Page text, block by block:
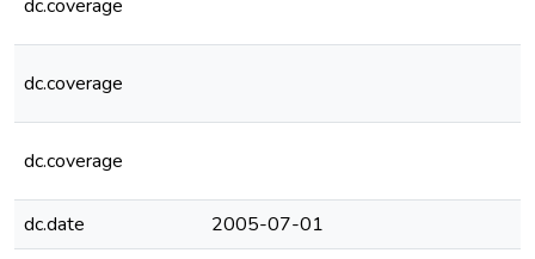
dc.coverage
dc.coverage
dc.coverage
dc.date
2005-07-01